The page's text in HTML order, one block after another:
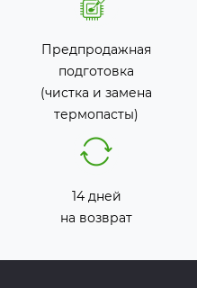
Предпродажная
подготовка
(чистка и замена
термопасты)
14 дней
на возврат